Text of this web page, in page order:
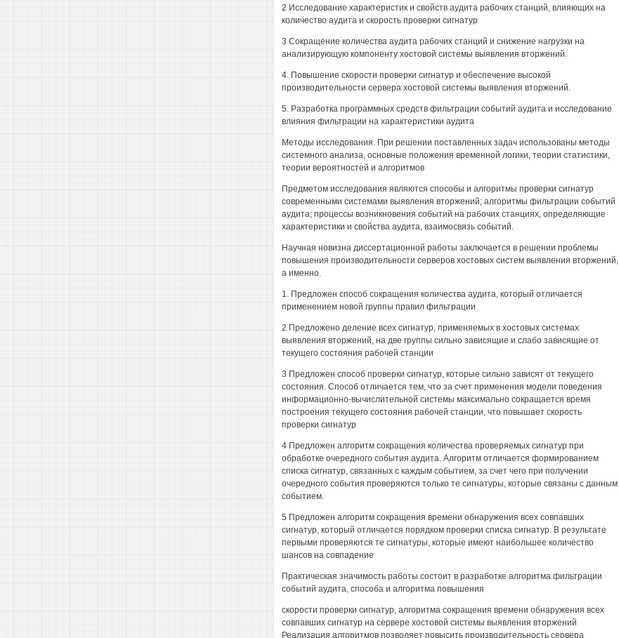
2 Исследование характеристик и свойств аудита рабочих станций, влияющих на
количество аудита и скорость проверки сигнатур
3 Сокращение количества аудита рабочих станций и снижение нагрузки на
анализирующую компоненту хостовой системы выявления вторжений.
4. Повышение скорости проверки сигнатур и обеспечение высокой
производительности сервера хостовой системы выявления вторжений.
5. Разработка программных средств фильтрации событий аудита и исследование
влияния фильтрации на характеристики аудита
Методы исследования. При решении поставленных задач использованы методы
системного анализа, основные положения временной логики, теории статистики,
теории вероятностей и алгоритмов
Предметом исследования являются способы и алгоритмы проверки сигнатур
современными системами выявления вторжений; алгоритмы фильтрации событий
аудита; процессы возникновения событий на рабочих станциях, определяющие
характеристики и свойства аудита, взаимосвязь событий.
Научная новизна диссертационной работы заключается в решении проблемы
повышения производительности серверов хостовых систем выявления вторжений,
а именно.
1. Предложен способ сокращения количества аудита, который отличается
применением новой группы правил фильтрации
2 Предложено деление всех сигнатур, применяемых в хостовых системах
выявления вторжений, на две группы сильно зависящие и слабо зависящие от
текущего состояния рабочей станции
3 Предложен способ проверки сигнатур, которые сильно зависят от текущего
состояния. Способ отличается тем, что за счет применения модели поведения
информационно-вычислительной системы максимально сокращается время
построения текущего состояния рабочей станции, что повышает скорость
проверки сигнатур
4 Предложен алгоритм сокращения количества проверяемых сигнатур при
обработке очередного события аудита. Алгоритм отличается формированием
списка сигнатур, связанных с каждым событием, за счет чего при получении
очередного события проверяются только те сигнатуры, которые связаны с данным
событием.
5 Предложен алгоритм сокращения времени обнаружения всех совпавших
сигнатур, который отличается порядком проверки списка сигнатур. В результате
первыми проверяются те сигнатуры, которые имеют наибольшее количество
шансов на совпадение
Практическая значимость работы состоит в разработке алгоритма фильтрации
событий аудита, способа и алгоритма повышения
скорости проверки сигнатур, алгоритма сокращения времени обнаружения всех
совпавших сигнатур на сервере хостовой системы выявления вторжений
Реализация алгоритмов позволяет повысить производительность сервера